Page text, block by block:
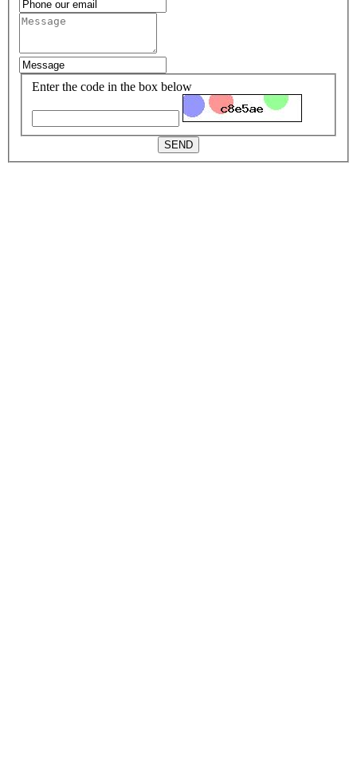
Enter the code in the box below
SEND